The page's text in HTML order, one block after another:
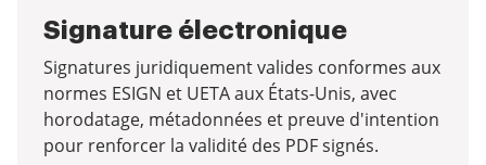
Signature électronique
Signatures juridiquement valides conformes aux
normes ESIGN et UETA aux États-Unis, avec
horodatage, métadonnées et preuve d'intention
pour renforcer la validité des PDF signés.